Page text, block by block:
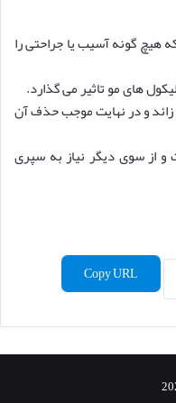
گونه آسیب یا جراحتی را
های مو تاثیر می گذارد.
و در نهایت موجب حذف آن
و از سوی دیگر نیاز به سپری
Copy URL